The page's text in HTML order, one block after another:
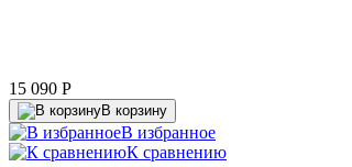
15 090 P
В корзину
В избранное
К сравнению